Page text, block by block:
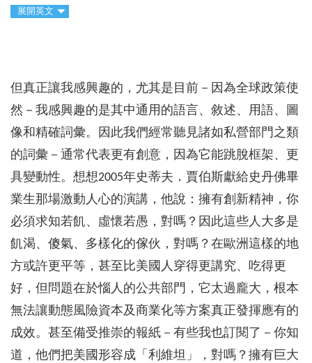
展開英文
但真正讓我感興趣的，尤其是目前－因為全球政策使
然－我感興趣的是其中通用的語言、敘述、用語、圖
像和精確詞彙。因此我們經常聽見諸如私營部門之類
的詞彙－通常代表更有創意，因為它能跳脫框架、更
具變動性。想想2005年史蒂夫．賈伯斯獻給史丹佛畢
業生那場激動人心的演講，他說：擁有創新精神，你
必須求知若飢、虛懷若愚，對嗎？因此這些人大多是
飢渴、傻氣、多樣化的傢伙，對嗎？在歐洲這樣的地
方或許更平等，甚至比美國人穿得更講究、吃得更
好，但問題在於惱人的公共部門，它太過龐大，根本
無法讓動態風險資本及商業化等方案真正發揮應有的
成效。甚至備受推崇的報紙－有些我也訂閱了－你知
道，他們把美國形容成「利維坦」，對嗎？擁有巨大